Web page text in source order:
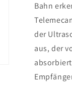
Bahn
der
aus, der